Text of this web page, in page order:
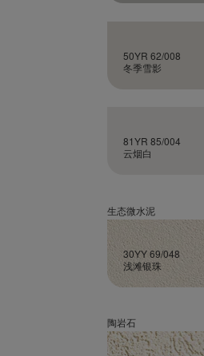
50YR 62/008
冬季雪影
81YR 85/004
云烟白
生态微水泥
30YY 69/048
浅滩银珠
陶岩石